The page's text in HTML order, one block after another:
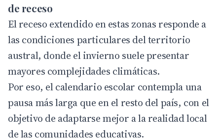
de receso
El receso extendido en estas zonas responde a
las condiciones particulares del territorio
austral, donde el invierno suele presentar
mayores complejidades climáticas.
Por eso, el calendario escolar contempla una
pausa más larga que en el resto del país, con el
objetivo de adaptarse mejor a la realidad local
de las comunidades educativas.